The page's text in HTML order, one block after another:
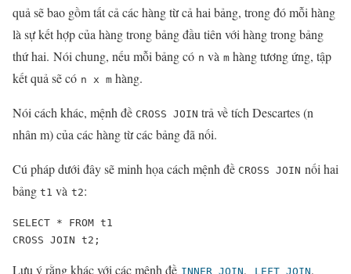
quả sẽ bao gồm tất cả các hàng từ cả hai bảng, trong đó mỗi hàng
là sự kết hợp của hàng trong bảng đầu tiên với hàng trong bảng
thứ hai. Nói chung, nếu mỗi bảng có n và m hàng tương ứng, tập
kết quả sẽ có n x m hàng.
Nói cách khác, mệnh đề CROSS JOIN trả về tích Descartes (n
nhân m) của các hàng từ các bảng đã nối.
Cú pháp dưới đây sẽ minh họa cách mệnh đề CROSS JOIN nối hai
bảng t1 và t2:
SELECT * FROM t1
CROSS JOIN t2;
Lưu ý rằng khác với các mệnh đề INNER JOIN, LEFT JOIN,